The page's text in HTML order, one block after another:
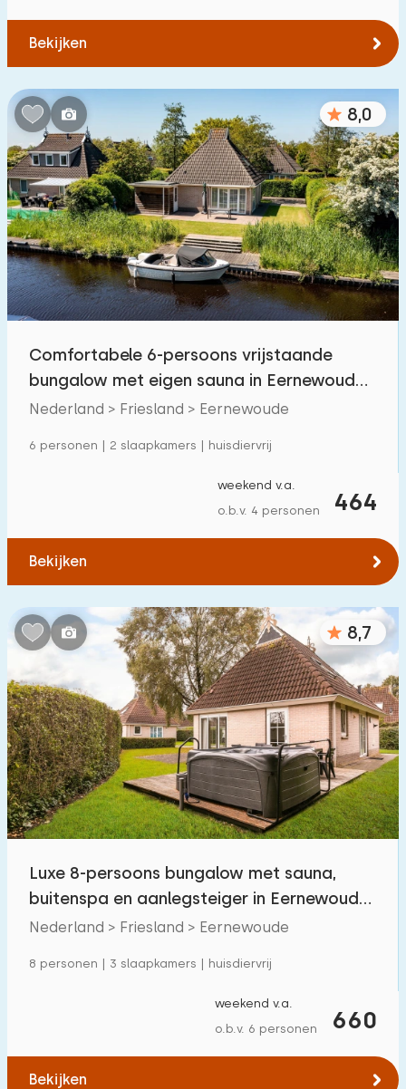
Bekijken
8,0
Comfortabele 6-persoons vrijstaande
bungalow met eigen sauna in Eernewoude
in Friesland
Nederland > Friesland > Eernewoude
6 personen | 2 slaapkamers | huisdiervrij
464
weekend v.a.
o.b.v. 4 personen
Bekijken
8,7
Luxe 8-persoons bungalow met sauna,
buitenspa en aanlegsteiger in Eernewoude
in Friesland
Nederland > Friesland > Eernewoude
8 personen | 3 slaapkamers | huisdiervrij
660
weekend v.a.
o.b.v. 6 personen
Bekijken